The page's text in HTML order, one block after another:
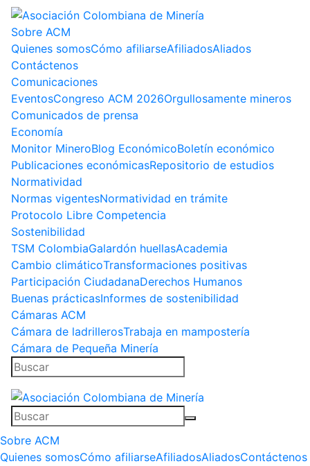
Sobre ACM
Quienes somosCómo afiliarseAfiliadosAliados
Contáctenos
Comunicaciones
EventosCongreso ACM 2026Orgullosamente mineros
Comunicados de prensa
Economía
Monitor MineroBlog EconómicoBoletín económico
Publicaciones económicasRepositorio de estudios
Normatividad
Normas vigentesNormatividad en trámite
Protocolo Libre Competencia
Sostenibilidad
TSM ColombiaGalardón huellasAcademia
Cambio climáticoTransformaciones positivas
Participación CiudadanaDerechos Humanos
Buenas prácticasInformes de sostenibilidad
Cámaras ACM
Cámara de ladrillerosTrabaja en mampostería
Cámara de Pequeña Minería
Sobre ACM
Quienes somosCómo afiliarseAfiliadosAliadosContáctenos